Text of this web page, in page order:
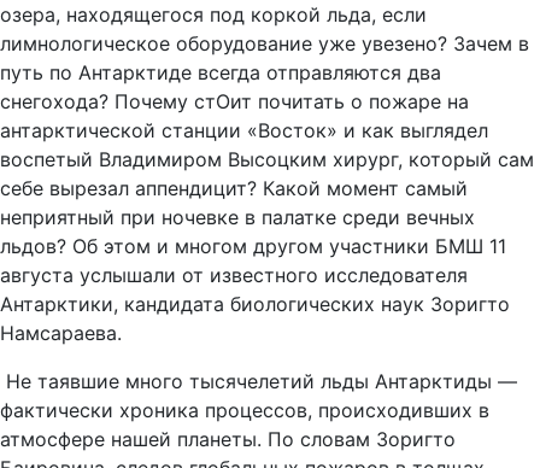
озера, находящегося под коркой льда, если
лимнологическое оборудование уже увезено? Зачем в
путь по Антарктиде всегда отправляются два
снегохода? Почему стОит почитать о пожаре на
антарктической станции «Восток» и как выглядел
воспетый Владимиром Высоцким хирург, который сам
себе вырезал аппендицит? Какой момент самый
неприятный при ночевке в палатке среди вечных
льдов? Об этом и многом другом участники БМШ 11
августа услышали от известного исследователя
Антарктики, кандидата биологических наук Зоригто
Намсараева.
Не таявшие много тысячелетий льды Антарктиды —
фактически хроника процессов, происходивших в
атмосфере нашей планеты. По словам Зоригто